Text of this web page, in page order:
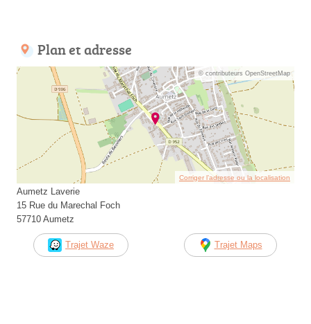
Plan et adresse
© contributeurs OpenStreetMap
Corriger l’adresse ou la localisation
Aumetz Laverie
15 Rue du Marechal Foch
57710 Aumetz
Trajet Waze Trajet Maps